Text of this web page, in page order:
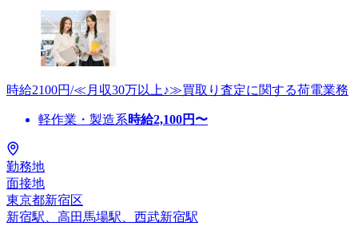
時給2100円/≪月収30万以上♪≫買取り査定に関する荷電業務
軽作業・製造系時給2,100円〜
勤務地
面接地
東京都新宿区
新宿駅、高田馬場駅、西武新宿駅